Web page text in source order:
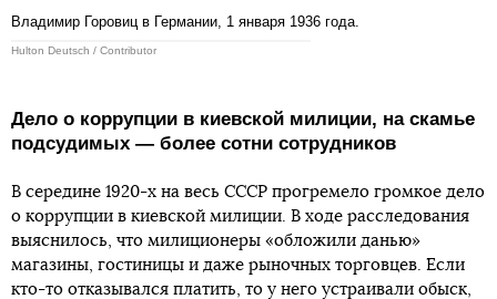
Владимир Горовиц в Германии, 1 января 1936 года.
Hulton Deutsch / Contributor
Дело о коррупции в киевской милиции, на скамье
подсудимых — более сотни сотрудников
В середине 1920-х на весь СССР прогремело громкое дело
о коррупции в киевской милиции. В ходе расследования
выяснилось, что милиционеры «обложили данью»
магазины, гостиницы и даже рыночных торговцев. Если
кто-то отказывался платить, то у него устраивали обыск,